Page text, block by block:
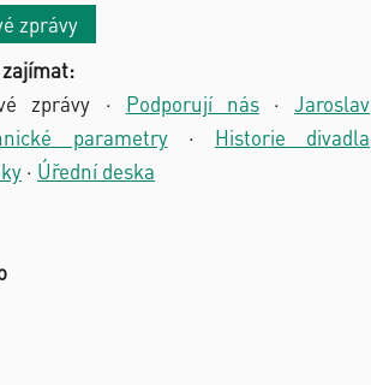
zprávy
zajímat:
zprávy · Podporují nás· Jaroslav
parametry· Historie divadla
· Úřední deska